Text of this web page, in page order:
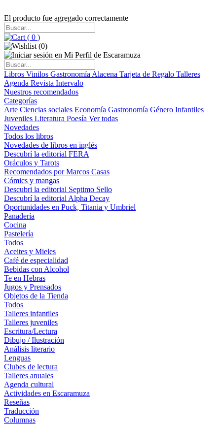
El producto fue agregado correctamente
( 0 )
(0)
Libros Vinilos Gastronomía Alacena Tarjeta de Regalo Talleres
Agenda Revista Intervalo
Nuestros recomendados
Categorías
Arte Ciencias sociales Economía Gastronomía Género Infantiles
Juveniles Literatura Poesía Ver todas
Novedades
Todos los libros
Novedades de libros en inglés
Descubrí la editorial FERA
Oráculos y Tarots
Recomendados por Marcos Casas
Cómics y mangas
Descubri la editorial Septimo Sello
Descubrí la editorial Alpha Decay
Oportunidades en Puck, Titania y Umbriel
Panadería
Cocina
Pastelería
Todos
Aceites y Mieles
Café de especialidad
Bebidas con Alcohol
Te en Hebras
Jugos y Prensados
Objetos de la Tienda
Todos
Talleres infantiles
Talleres juveniles
Escritura/Lectura
Dibujo / Ilustración
Análisis literario
Lenguas
Clubes de lectura
Talleres anuales
Agenda cultural
Actividades en Escaramuza
Reseñas
Traducción
Columnas